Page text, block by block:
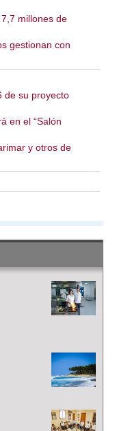
millones de
gestionan con
de su proyecto
en el “Salón
y otros de